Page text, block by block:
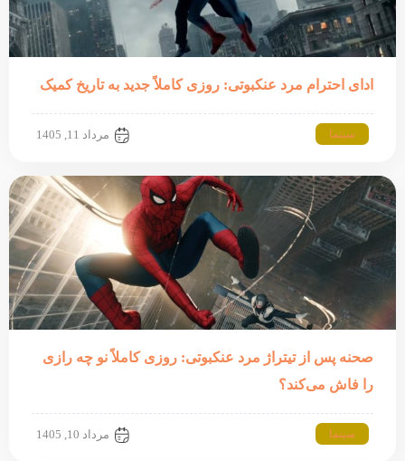
ادای احترام مرد عنکبوتی: روزی کاملاً جدید به تاریخ کمیک
سینما مرداد 11, 1405
صحنه پس از تیتراژ مرد عنکبوتی: روزی کاملاً نو چه رازی
را فاش می‌کند؟
سینما مرداد 10, 1405